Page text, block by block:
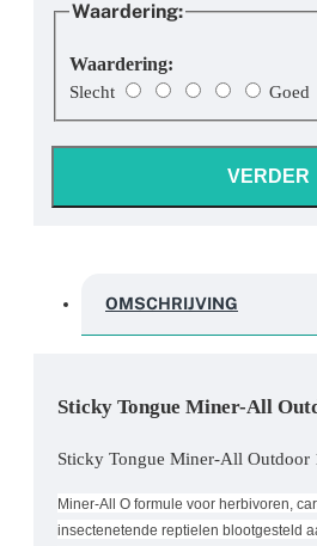
Waardering:
Waardering:
Slecht Goed
VERDER
OMSCHRIJVING
Sticky Tongue Miner-All
Sticky Tongue Miner-All Outdoor
Miner-All O formule voor herbivoren,
insectenetende reptielen blootgesteld